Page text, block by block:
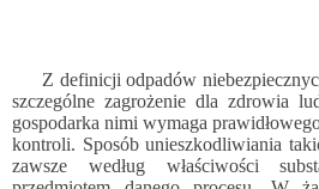
Z definicji odpadów
szczególne zagrożenie dla zdrowia
gospodarka nimi wymaga
kontroli. Sposób unieszkodliwiania
zawsze według właściwości